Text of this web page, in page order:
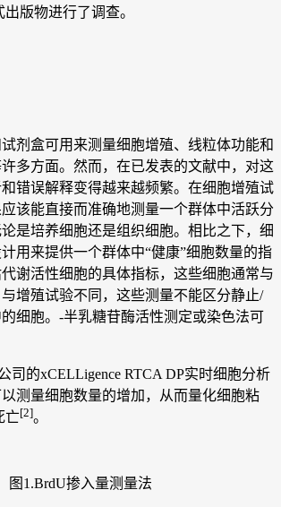
版物进行了调查。
剂盒可用来测量细胞增殖、线粒体功能和
多方面。然而，在已发表的文献中，对这
错误解释变得越来越频繁。在细胞增殖试
该能直接而准确地测量一个群体中活跃分
是培养细胞还是组织细胞。相比之下，细
用来提供一个群体中“健康”细胞数量的指
谢活性细胞的具体指标，这些细胞通常与
增殖试验不同，这些测量不能区分静止/
细胞。-半乳糖苷酶活性测定或染色法可
司的xCELLigence RTCA DP实时细胞分析
测量细胞数量的增加，从而量化细胞粘
亡[2]。
图1.BrdU掺入量测量法